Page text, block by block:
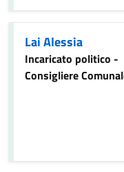
Lai Alessia
Incaricato politico -
Consigliere